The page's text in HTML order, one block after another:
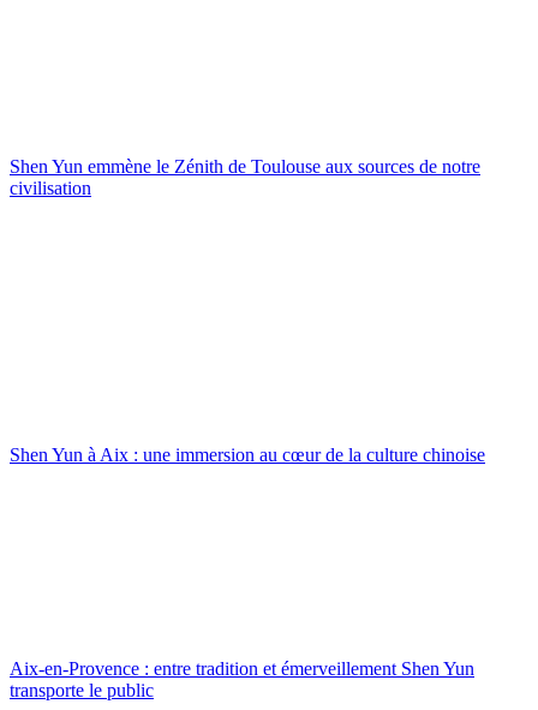
Shen Yun emmène le Zénith de Toulouse aux sources de notre
civilisation
Shen Yun à Aix : une immersion au cœur de la culture chinoise
Aix-en-Provence : entre tradition et émerveillement Shen Yun
transporte le public